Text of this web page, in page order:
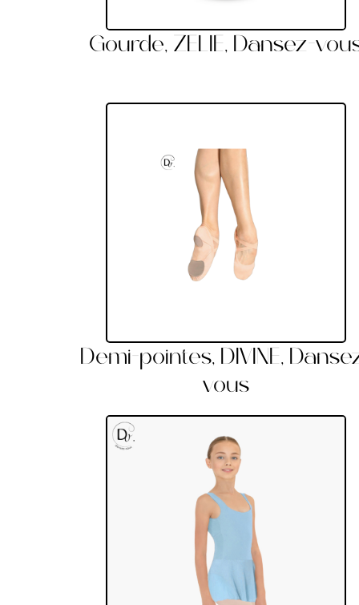
Gourde, ZELIE, Dansez-
Demi-pointes, DIVINE,
vous